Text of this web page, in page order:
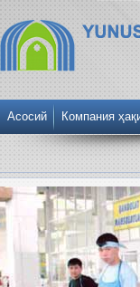
Асосий Компания